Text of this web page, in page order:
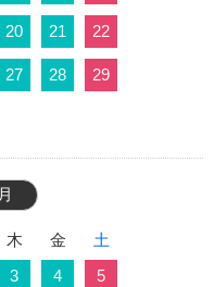
20 21 22
27 28 29
木 金
土
3 4 5